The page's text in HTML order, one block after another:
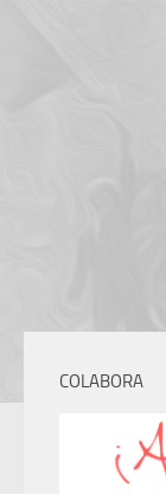
COLABORA